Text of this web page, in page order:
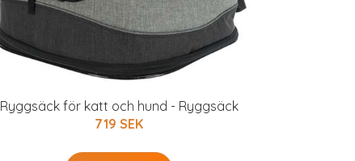
Ryggsäck för katt och hund - Ryggsäck
719 SEK